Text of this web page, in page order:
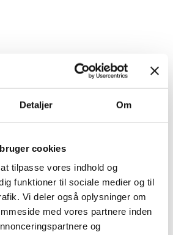
Detaljer Om
cookies
tilpasse vores indhold og
funktioner til sociale medier og til
Vi deler også oplysninger om
med vores partnere inden
og
Flemming Christensen
51 94 84 15